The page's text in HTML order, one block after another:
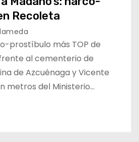
Recoleta
prostíbulo más TOP de
al cementerio de
de Azcuénaga y Vicente
metros del Ministerio…